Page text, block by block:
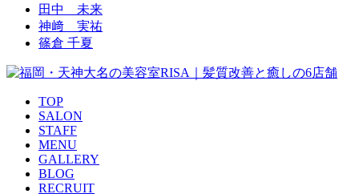
田中 未来
神﨑 実祐
篠倉 千夏
TOP
SALON
STAFF
MENU
GALLERY
BLOG
RECRUIT